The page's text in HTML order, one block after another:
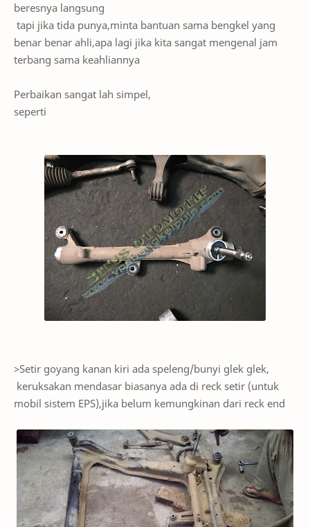
beresnya langsung
tapi jika tida punya,minta bantuan sama bengkel yang
benar benar ahli,apa lagi jika kita sangat mengenal jam
terbang sama keahliannya
Perbaikan sangat lah simpel,
seperti
>Setir goyang kanan kiri ada speleng/bunyi glek glek,
keruksakan mendasar biasanya ada di reck setir (untuk
mobil sistem EPS),jika belum kemungkinan dari reck end